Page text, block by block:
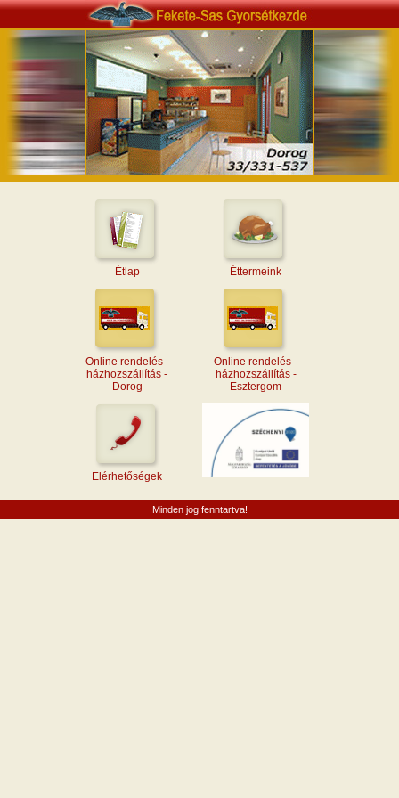
Étlap Éttermeink
Online rendelés -
házhozszállítás -
Dorog
Online rendelés -
házhozszállítás -
Esztergom
Elérhetőségek
Minden jog fenntartva!